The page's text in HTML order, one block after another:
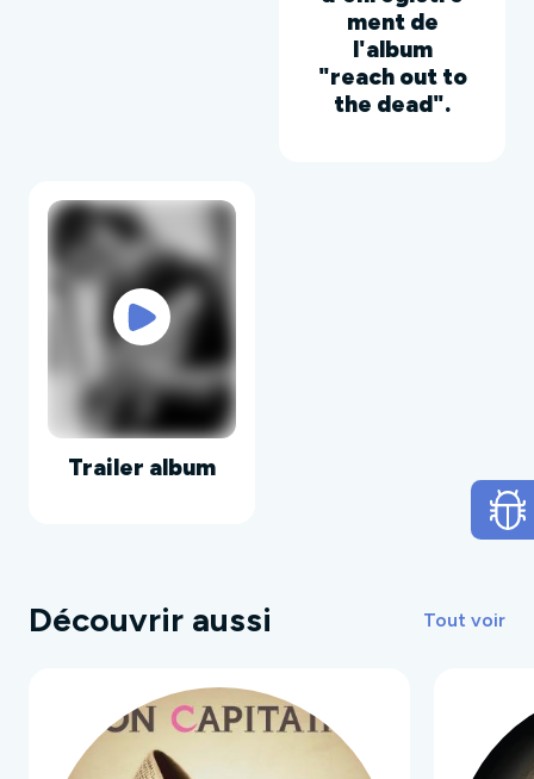
ment de
l'album
"reach out to
the dead".
Trailer album
Découvrir aussi Tout voir